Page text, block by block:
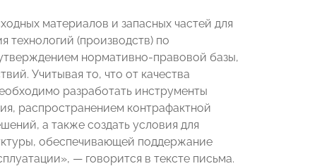
материалов и запасных частей для
технологий (производств) по
нормативно-правовой базы,
Учитывая то, что от качества
разработать инструменты
распространением контрафактной
а также создать условия для
обеспечивающей поддержание
— говорится в тексте письма.